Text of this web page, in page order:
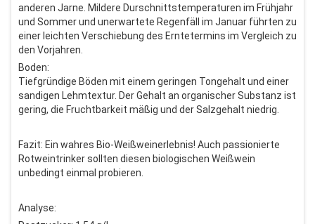
anderen Jarne. Mildere Durschnittstemperaturen im Frühjahr
und Sommer und unerwartete Regenfäll im Januar führten zu
einer leichten Verschiebung des Erntetermins im Vergleich zu
den Vorjahren.
Boden:
Tiefgründige Böden mit einem geringen Tongehalt und einer
sandigen Lehmtextur. Der Gehalt an organischer Substanz ist
gering, die Fruchtbarkeit mäßig und der Salzgehalt niedrig.
Fazit: Ein wahres Bio-Weißweinerlebnis! Auch passionierte
Rotweintrinker sollten diesen biologischen Weißwein
unbedingt einmal probieren.
Analyse: